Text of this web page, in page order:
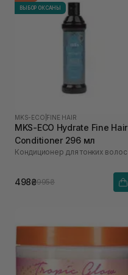
ВЫБОР ОКСАНЫ
MKS-ECO FINE HAIR
MKS-ECO Hydrate Fine Hair
Conditioner 296 мл
Кондиционер для тонких волос
498₴995₴